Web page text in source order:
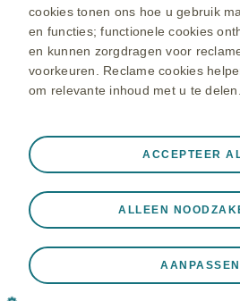
www.nl.gsk.com
Gebruiksvoorwaarden
GSK Privacycentrum
© 2022 – 2025 GlaxoSmithKline. Alle
27141630. Van Asch van Wijckstraat 55H,
inhoud van deze website is alleen bedoeld
cookies tonen ons hoe u gebruik
en functies; functionele cookies
en kunnen zorgdragen voor
voorkeuren. Reclame cookies
om relevante inhoud met u te delen.
het opslaan van website bezoek en
onze website. Andere functionele
materialen, invullen van
opslaan van uw privacy-voorkeuren.
ALLEEN
AANPASSEN
ACCEPTEER